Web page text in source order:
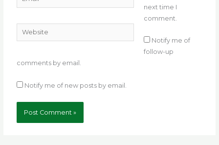
Website
next time I
comment.
Notify me of
follow-up
comments by email.
Notify me of new posts by email.